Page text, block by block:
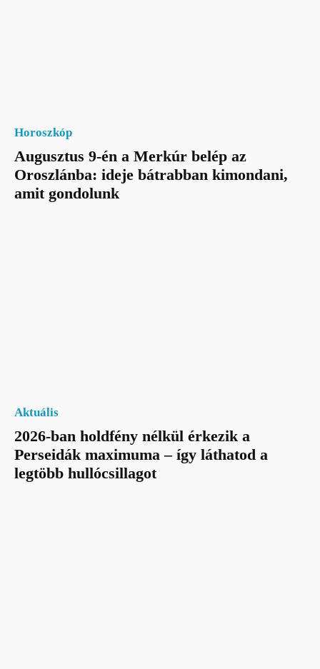
Horoszkóp
Augusztus 9-én a Merkúr belép az
Oroszlánba: ideje bátrabban kimondani,
amit gondolunk
Aktuális
2026-ban holdfény nélkül érkezik a
Perseidák maximuma – így láthatod a
legtöbb hullócsillagot